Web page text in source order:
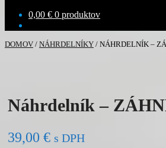
0,00 € 0 produktov
DOMOV / NÁHRDELNÍKY / NÁHRDELNÍK –
Náhrdelník –
39,00 € s DPH